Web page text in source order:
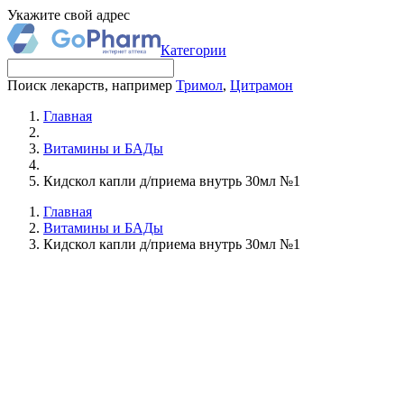
Укажите свой адрес
Категории
Поиск лекарств, например Тримол, Цитрамон
Главная
Витамины и БАДы
Кидскол капли д/приема внутрь 30мл №1
Главная
Витамины и БАДы
Кидскол капли д/приема внутрь 30мл №1